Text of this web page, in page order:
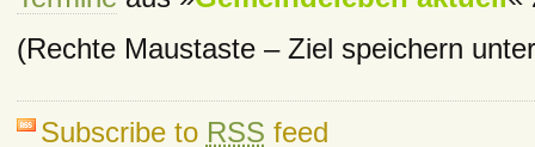
(Rechte Maustaste – Ziel speichern
Subscribe to RSS feed